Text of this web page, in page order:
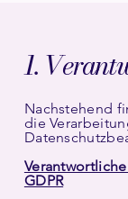
1.
Nachstehend
die
GDPR